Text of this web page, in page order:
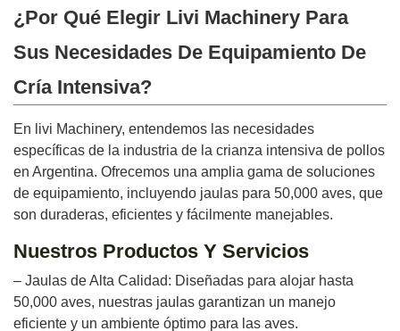
¿Por Qué Elegir Livi Machinery Para
Sus Necesidades De Equipamiento De
Cría Intensiva?
En livi Machinery, entendemos las necesidades
específicas de la industria de la crianza intensiva de pollos
en Argentina. Ofrecemos una amplia gama de soluciones
de equipamiento, incluyendo jaulas para 50,000 aves, que
son duraderas, eficientes y fácilmente manejables.
Nuestros Productos Y Servicios
– Jaulas de Alta Calidad: Diseñadas para alojar hasta
50,000 aves, nuestras jaulas garantizan un manejo
eficiente y un ambiente óptimo para las aves.